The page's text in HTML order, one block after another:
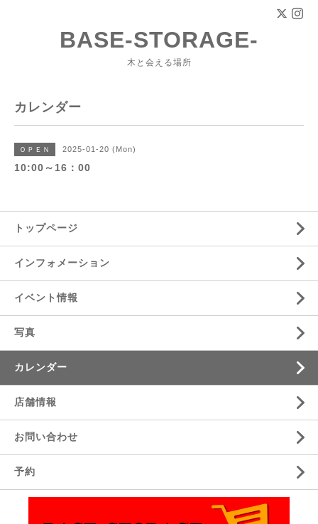
BASE-STORAGE-
木と会える場所
カレンダー
ＯＰＥＮ 2025-01-20 (Mon)
10:00～16：00
トップページ
インフォメーション
イベント情報
写真
カレンダー
店舗情報
お問い合わせ
予約